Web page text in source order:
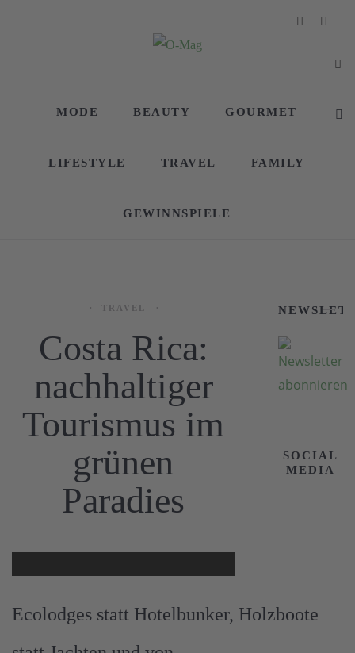
MODE BEAUTY GOURMET
LIFESTYLE TRAVEL FAMILY
GEWINNSPIELE
TRAVEL
Costa Rica:
nachhaltiger
Tourismus im
grünen
Paradies
Ecolodges statt Hotelbunker, Holzboote
SOCIAL
MEDIA